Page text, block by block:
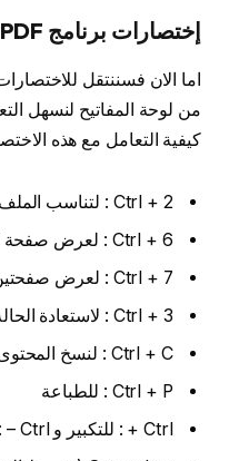
إختصارات برنامج Sumatra PDF
اما الان فسننتقل
من لوحة المفاتيح لنسهل
كيفية التعامل مع هذه
Ctrl + 2 : لتناسب الملف إلى العرض
Ctrl + 6 : لعرض صفحة كاملة
Ctrl + 7 : لعرض صفحتين
Ctrl + 3 : لاستعادة الحالة السابقة
Ctrl + C : لنسخ المحتوى المحدد إلى الحافظة.
Ctrl + P : للطباعة
Ctrl + : للتكبير و Ctrl – : للتصغير